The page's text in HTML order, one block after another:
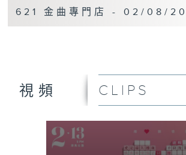
621 金曲專門店 - 02/08/
視頻 CLIPS